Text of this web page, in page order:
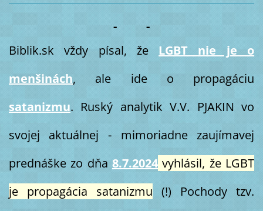
- -
Biblik.sk vždy písal, že LGBT nie je o
menšinách, ale ide o propagáciu
satanizmu. Ruský analytik V.V. PJAKIN vo
svojej aktuálnej - mimoriadne zaujímavej
prednáške zo dňa 8.7.2024 vyhlásil, že LGBT
je propagácia satanizmu (!) Pochody tzv.